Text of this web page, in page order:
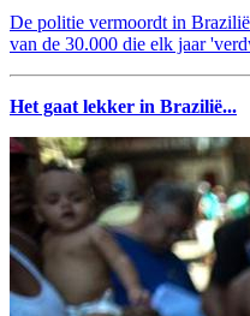
De politie vermoordt in
van de 30.000 die elk jaar
Het gaat lekker in Brazilië...